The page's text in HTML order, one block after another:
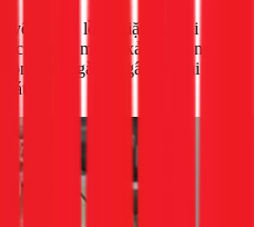
trong lồng giặt sau khi
cho thấy motor xả đã không
lâu ngày sẽ gây ra mùi
triển.